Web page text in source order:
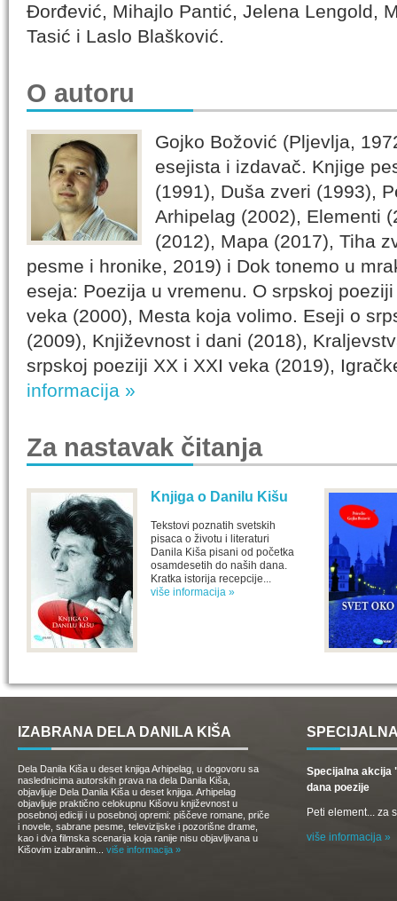
Đorđević, Mihajlo Pantić, Jelena Lengold,
Tasić i Laslo Blašković.
O autoru
Gojko Božović (Pljevlja,
esejista i izdavač. Knjige
(1991), Duša zveri (1993),
Arhipelag (2002), Elementi
(2012), Mapa (2017), Tiha
pesme i hronike, 2019) i Dok tonemo u
eseja: Poezija u vremenu. O srpskoj
veka (2000), Mesta koja volimo. Eseji o
(2009), Književnost i dani (2018),
srpskoj poeziji XX i XXI veka (2019),
informacija »
Za nastavak čitanja
Knjiga o Danilu Kišu
Tekstovi poznatih svetskih
pisaca o životu i literaturi
Danila Kiša pisani od početka
osamdesetih do naših dana.
Kratka istorija recepcije...
više informacija »
IZABRANA DELA DANILA KIŠA
Dela Danila Kiša u deset knjiga Arhipelag, u dogovoru sa
naslednicima autorskih prava na dela Danila Kiša,
objavljuje Dela Danila Kiša u deset knjiga. Arhipelag
objavljuje praktično celokupnu Kišovu književnost u
posebnoj ediciji i u posebnoj opremi: piščeve romane, priče
i novele, sabrane pesme, televizijske i pozorišne drame,
kao i dva filmska scenarija koja ranije nisu objavljivana u
Kišovim izabranim... više informacija »
Specijalna akcija
dana poezije
Peti element... za
više informacija »